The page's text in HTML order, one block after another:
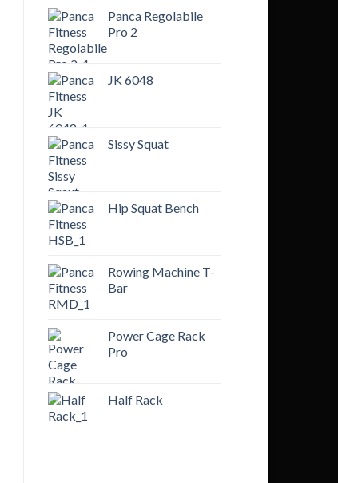
Panca Regolabile
Pro 2
JK 6048
Sissy Squat
Hip Squat Bench
Rowing Machine T-
Bar
Power Cage Rack
Pro
Half Rack